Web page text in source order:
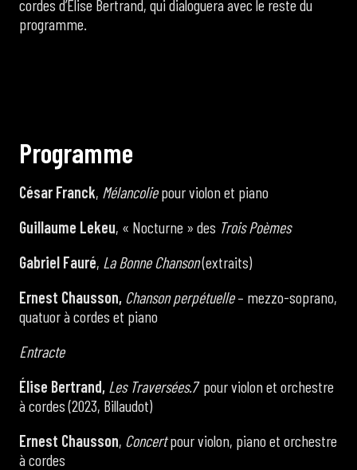
cordes d’Élise Bertrand, qui dialoguera avec le reste du
programme.
Programme
César Franck, Mélancoliepour violon et piano
Guillaume Lekeu, « Nocturne » des Trois Poèmes
Gabriel Fauré, La Bonne Chanson(extraits)
Ernest Chausson, Chanson perpétuelle– mezzo-soprano,
quatuor à cordes et piano
Entracte
Élise Bertrand, Les Traversées.7pour violon et orchestre
à cordes (2023, Billaudot)
Ernest Chausson, Concertpour violon, piano et orchestre
à cordes